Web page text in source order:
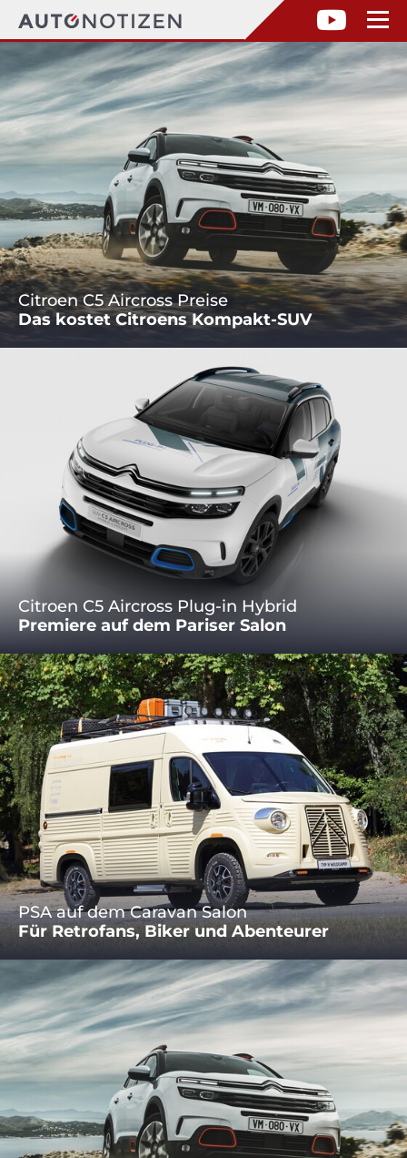
Citroen C5 Aircross Preise
Das kostet Citroens Kompakt-SUV
Citroen C5 Aircross Plug-in Hybrid
Premiere auf dem Pariser Salon
PSA auf dem Caravan Salon
Für Retrofans, Biker und Abenteurer